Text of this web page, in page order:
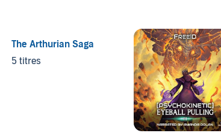
The Arthurian Saga
5 titres